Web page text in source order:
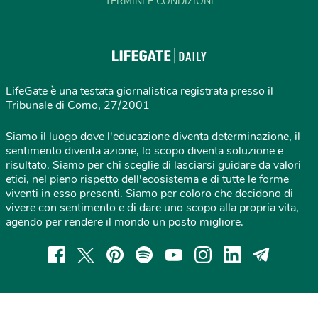
LifeGate è una testata giornalistica registrata presso il
Tribunale di Como, 27/2001
Siamo il luogo dove l'educazione diventa determinazione, il
sentimento diventa azione, lo scopo diventa soluzione e
risultato. Siamo per chi sceglie di lasciarsi guidare da valori
etici, nel pieno rispetto dell'ecosistema e di tutte le forme
viventi in esso presenti. Siamo per coloro che decidono di
vivere con sentimento e di dare uno scopo alla propria vita,
agendo per rendere il mondo un posto migliore.